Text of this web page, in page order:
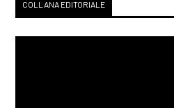
COLLANA EDITORIALE